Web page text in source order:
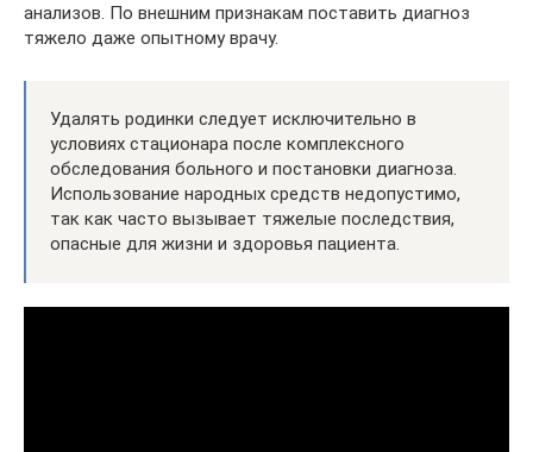
анализов. По внешним признакам поставить диагноз
тяжело даже опытному врачу.
Удалять родинки следует исключительно в
условиях стационара после комплексного
обследования больного и постановки диагноза.
Использование народных средств недопустимо,
так как часто вызывает тяжелые последствия,
опасные для жизни и здоровья пациента.